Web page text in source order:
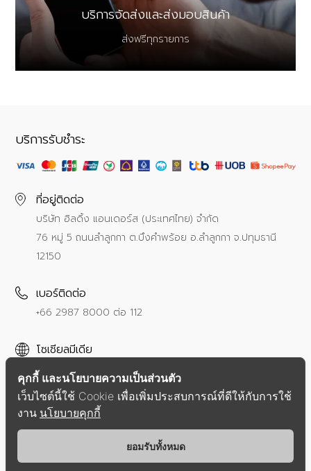
บริการจัดส่งและส่งมอบสินค้า
ส่งฟรีทุกรายการ
บริการรับชำระ
ที่อยู่ติดต่อ
บริษัท ฮิลดิ้ง แอนเดอร์ส (ประเทศไทย) จำกัด
76 หมู่ 5 ถนนลำลูกกา ต.บึงคำพร้อย อ.ลำลูกกา จ.ปทุมธานี
12150
เบอร์ติดต่อ
+66 2987 8000 ต่อ 112
โซเชียลมีเดีย
นโยบายความเป็นส่วนตัว
คุกกี้ และนโยบายความเป็นส่วนตัว
เว็บไซต์นี้ใช้ Cookie เพื่อเพิ่มประสบการณ์ที่ดีให้กับการใช้
งาน นโยบายคุกกี้
ยอมรับทั้งหมด